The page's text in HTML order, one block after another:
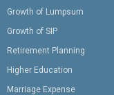
Growth of Lumpsum
Growth of SIP
Retirement Planning
Higher Education
Marriage Expense